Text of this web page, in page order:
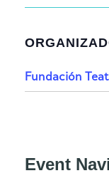
Fundación
Event